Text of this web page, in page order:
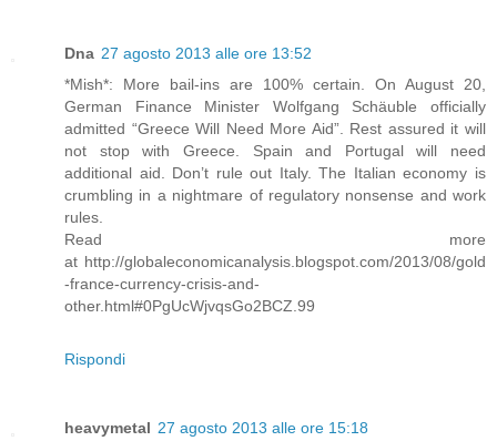
Dna 27 agosto 2013 alle ore 13:52
*Mish*: More bail-ins are 100% certain. On August 20,
German Finance Minister Wolfgang Schäuble officially
admitted “Greece Will Need More Aid”. Rest assured it will
not stop with Greece. Spain and Portugal will need
additional aid. Don’t rule out Italy. The Italian economy is
crumbling in a nightmare of regulatory nonsense and work
rules.
Read more
at http://globaleconomicanalysis.blogspot.com/2013/08/gold
-france-currency-crisis-and-
other.html#0PgUcWjvqsGo2BCZ.99
Rispondi
heavymetal 27 agosto 2013 alle ore 15:18